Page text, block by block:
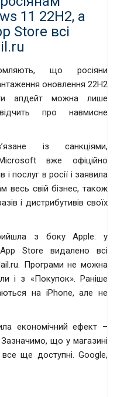
11 22H2, а
Store всі
що росіяни
оновлення 22H2
апдейт можна лише
про навмисне
із санкціями,
вже офіційно
послуг в росії і заявила
весь свій бізнес, також
і дистрибутивів своїх
з боку Apple: у
Store видалено всі
Програми не можна
і з «Покупок». Раніше
на iPhone, але не
економічний ефект –
що у магазині
ще доступні. Google,